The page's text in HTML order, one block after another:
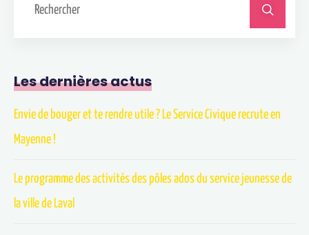
Les dernières actus
Envie de bouger et te rendre utile ? Le Service Civique recrute en
Mayenne !
Le programme des activités des pôles ados du service jeunesse de
la ville de Laval